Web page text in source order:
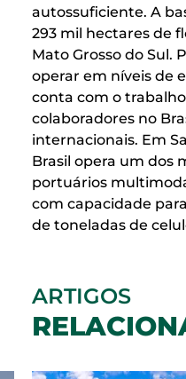
autossuficiente. A
293 mil hectares de
Mato Grosso do Sul.
operar em níveis de
conta com o
colaboradores no
internacionais. Em
Brasil opera um dos
portuários
com capacidade
de toneladas de
ARTIGOS